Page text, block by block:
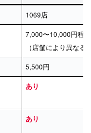
1069店
7,000〜10,000円程
（店舗により異なる
5,500円
あり
あり